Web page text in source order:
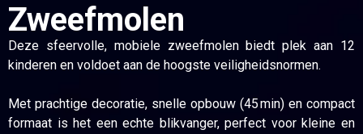
Zweefmolen
Deze sfeervolle, mobiele zweefmolen biedt plek aan 12
kinderen en voldoet aan de hoogste veiligheidsnormen.
Met prachtige decoratie, snelle opbouw (45 min) en compact
formaat is het een echte blikvanger, perfect voor kleine en